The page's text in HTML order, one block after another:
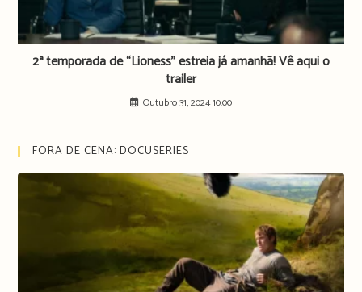
2ª temporada de “Lioness” estreia já amanhã! Vê aqui o
trailer
Outubro 31, 2024 10:00
FORA DE CENA: DOCUSERIES